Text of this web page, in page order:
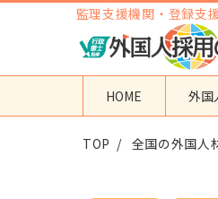
監理支援機関・登録支
HOME 外国
地域から検索す
TOP 全国の外国人